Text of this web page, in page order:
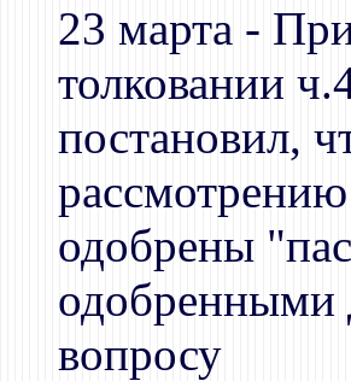
23 марта -
толковании
постановил,
одобрены
одобренными
вопросу